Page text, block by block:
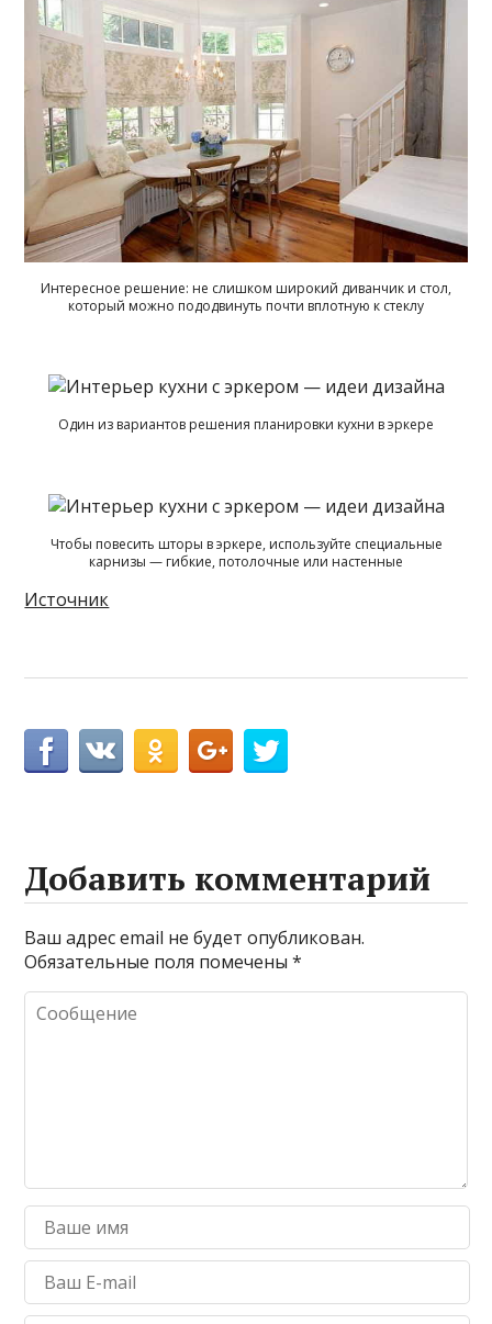
Интересное решение: не слишком широкий диванчик и стол,
который можно пододвинуть почти вплотную к стеклу
Один из вариантов решения планировки кухни в эркере
Чтобы повесить шторы в эркере, используйте специальные
карнизы — гибкие, потолочные или настенные
Источник
Добавить комментарий
Ваш адрес email не будет опубликован.
Обязательные поля помечены*